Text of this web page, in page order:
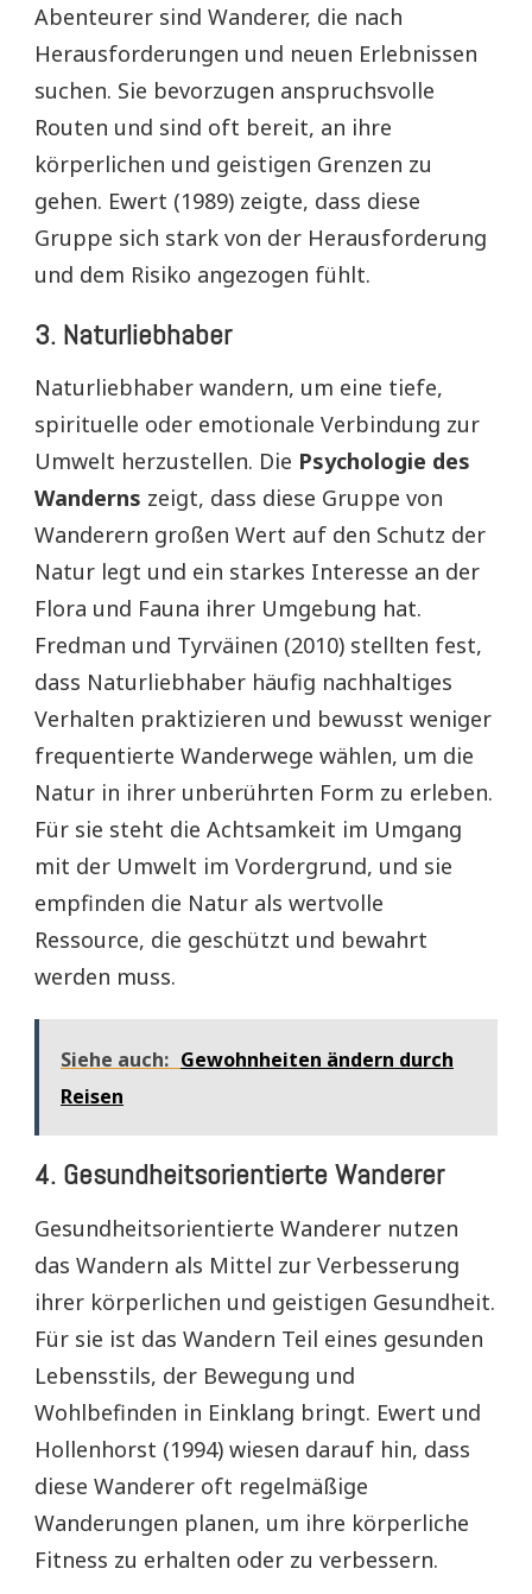
Abenteurer sind Wanderer, die nach
Herausforderungen und neuen Erlebnissen
suchen. Sie bevorzugen anspruchsvolle
Routen und sind oft bereit, an ihre
körperlichen und geistigen Grenzen zu
gehen. Ewert (1989) zeigte, dass diese
Gruppe sich stark von der Herausforderung
und dem Risiko angezogen fühlt.
3. Naturliebhaber
Naturliebhaber wandern, um eine tiefe,
spirituelle oder emotionale Verbindung zur
Umwelt herzustellen. Die Psychologie des
Wanderns zeigt, dass diese Gruppe von
Wanderern großen Wert auf den Schutz der
Natur legt und ein starkes Interesse an der
Flora und Fauna ihrer Umgebung hat.
Fredman und Tyrväinen (2010) stellten fest,
dass Naturliebhaber häufig nachhaltiges
Verhalten praktizieren und bewusst weniger
frequentierte Wanderwege wählen, um die
Natur in ihrer unberührten Form zu erleben.
Für sie steht die Achtsamkeit im Umgang
mit der Umwelt im Vordergrund, und sie
empfinden die Natur als wertvolle
Ressource, die geschützt und bewahrt
werden muss.
Siehe auch: Gewohnheiten ändern durch
Reisen
4. Gesundheitsorientierte Wanderer
Gesundheitsorientierte Wanderer nutzen
das Wandern als Mittel zur Verbesserung
ihrer körperlichen und geistigen Gesundheit.
Für sie ist das Wandern Teil eines gesunden
Lebensstils, der Bewegung und
Wohlbefinden in Einklang bringt. Ewert und
Hollenhorst (1994) wiesen darauf hin, dass
diese Wanderer oft regelmäßige
Wanderungen planen, um ihre körperliche
Fitness zu erhalten oder zu verbessern.